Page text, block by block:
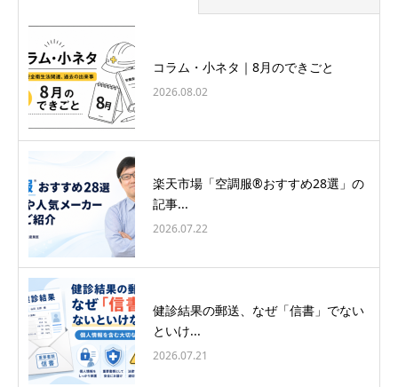
コラム・小ネタ｜8月のできごと
2026.08.02
楽天市場「空調服®おすすめ28選」の
記事...
2026.07.22
健診結果の郵送、なぜ「信書」でない
といけ...
2026.07.21